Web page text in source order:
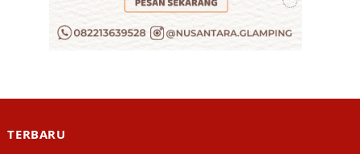
TERBARU